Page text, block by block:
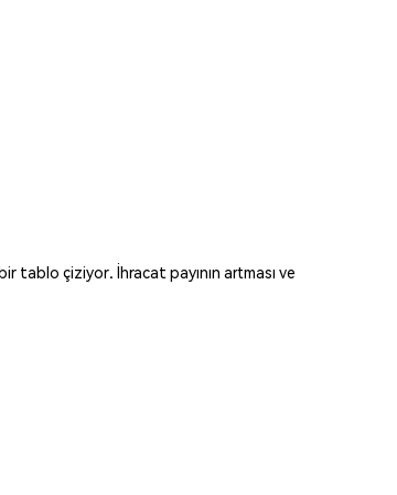
tablo çiziyor. İhracat payının artması ve